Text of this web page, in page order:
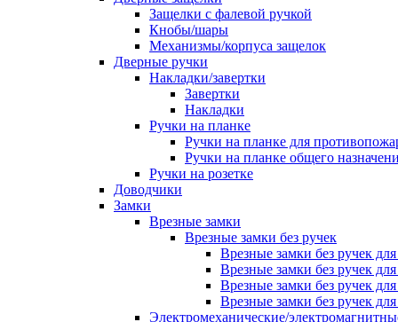
Защелки с фалевой ручкой
Кнобы/шары
Механизмы/корпуса защелок
Дверные ручки
Накладки/завертки
Завертки
Накладки
Ручки на планке
Ручки на планке для
Ручки на планке общего
Ручки на розетке
Доводчики
Замки
Врезные замки
Врезные замки без ручек
Врезные замки без ручек
Врезные замки без ручек
Врезные замки без ручек
Врезные замки без ручек
Электромеханические/